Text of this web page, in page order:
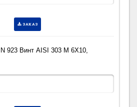
ЗАКАЗ
923 Винт AISI 303 M 6X10,